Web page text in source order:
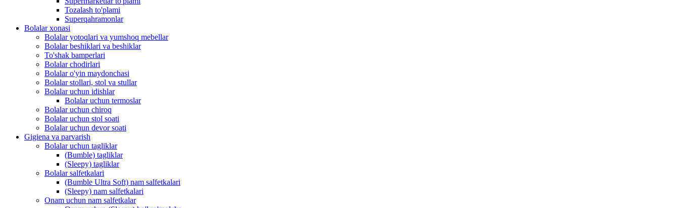
Tozalash to'plami
Superqahramonlar
Bolalar xonasi
Bolalar yotoqlari va yumshoq mebellar
Bolalar beshiklari va beshiklar
To'shak bamperlari
Bolalar chodirlari
Bolalar o'yin maydonchasi
Bolalar stollari, stol va stullar
Bolalar uchun idishlar
Bolalar uchun termoslar
Bolalar uchun chiroq
Bolalar uchun stol soati
Bolalar uchun devor soati
Gigiena va parvarish
Bolalar uchun tagliklar
(Bumble) tagliklar
(Sleepy) tagliklar
Bolalar salfetkalari
(Bumble Ultra Soft) nam salfetkalari
(Sleepy) nam salfetkalari
Onam uchun nam salfetkalar